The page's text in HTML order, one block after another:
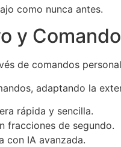
como nunca antes.
y
de comandos
adaptando la
rápida y sencilla.
fracciones de segundo.
con IA avanzada.